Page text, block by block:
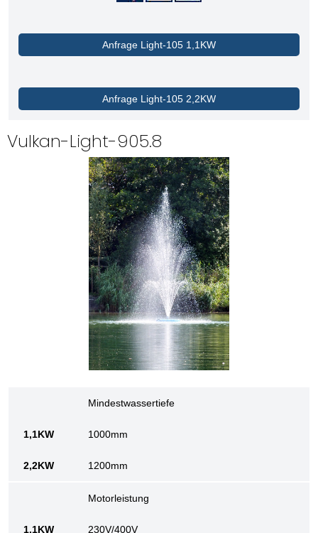
Anfrage Light-105 1,1KW
Anfrage Light-105 2,2KW
Vulkan-Light-905.8
Mindestwassertiefe
1000mm
1200mm
Motorleistung
230V/400V